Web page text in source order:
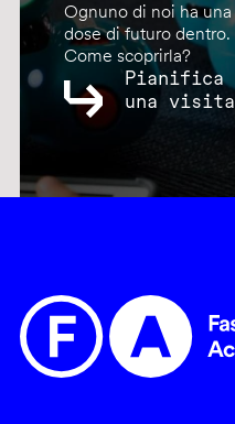
Ognuno di noi ha una
dose di futuro dentro.
Come scoprirla?
Pianifica
una visita